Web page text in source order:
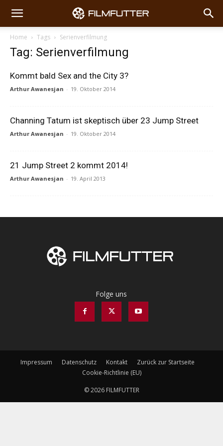
Home Tags Serienverfilmung
Tag: Serienverfilmung
Kommt bald Sex and the City 3?
Arthur Awanesjan - 19. Oktober 2014
Channing Tatum ist skeptisch über 23 Jump Street
Arthur Awanesjan - 19. Oktober 2014
21 Jump Street 2 kommt 2014!
Arthur Awanesjan - 19. April 2013
Folge uns
Impressum Datenschutz Kontakt
Zurück zur Startseite
Cookie-Richtlinie (EU)
© 2026 FILMFUTTER